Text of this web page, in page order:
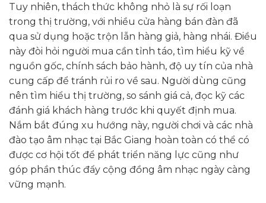
Tuy nhiên, thách thức không nhỏ là sự rối loạn
trong thị trường, với nhiều cửa hàng bán đàn đã
qua sử dụng hoặc trộn lẫn hàng giả, hàng nhái. Điều
này đòi hỏi người mua cần tỉnh táo, tìm hiểu kỹ về
nguồn gốc, chính sách bảo hành, độ uy tín của nhà
cung cấp để tránh rủi ro về sau. Người dùng cũng
nên tìm hiểu thị trường, so sánh giá cả, đọc kỹ các
đánh giá khách hàng trước khi quyết định mua.
Nắm bắt đúng xu hướng này, người chơi và các nhà
đào tạo âm nhạc tại Bắc Giang hoàn toàn có thể có
được cơ hội tốt để phát triển năng lực cũng như
góp phần thúc đẩy cộng đồng âm nhạc ngày càng
vững mạnh.